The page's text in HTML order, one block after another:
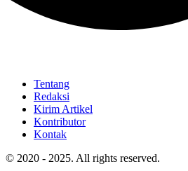
Tentang
Redaksi
Kirim Artikel
Kontributor
Kontak
© 2020 - 2025. All rights reserved.